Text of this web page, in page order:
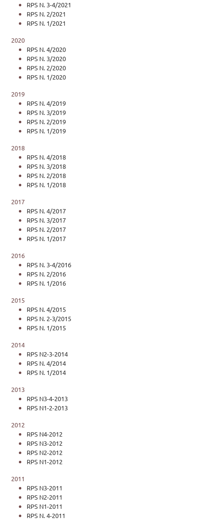
RPS N. 3-4/2021
RPS N. 2/2021
RPS N. 1/2021
2020
RPS N. 4/2020
RPS N. 3/2020
RPS N. 2/2020
RPS N. 1/2020
2019
RPS N. 4/2019
RPS N. 3/2019
RPS N. 2/2019
RPS N. 1/2019
2018
RPS N. 4/2018
RPS N. 3/2018
RPS N. 2/2018
RPS N. 1/2018
2017
RPS N. 4/2017
RPS N. 3/2017
RPS N. 2/2017
RPS N. 1/2017
2016
RPS N. 3-4/2016
RPS N. 2/2016
RPS N. 1/2016
2015
RPS N. 4/2015
RPS N. 2-3/2015
RPS N. 1/2015
2014
RPS N2-3-2014
RPS N. 4/2014
RPS N. 1/2014
2013
RPS N3-4-2013
RPS N1-2-2013
2012
RPS N4-2012
RPS N3-2012
RPS N2-2012
RPS N1-2012
2011
RPS N3-2011
RPS N2-2011
RPS N1-2011
RPS N. 4-2011